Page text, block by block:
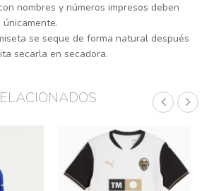
nombres y números impresos deben
se seque de forma natural después
secarla en secadora.